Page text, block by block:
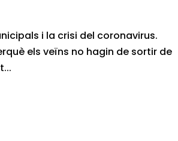
i la crisi del coronavirus.
els veïns no hagin de sortir de